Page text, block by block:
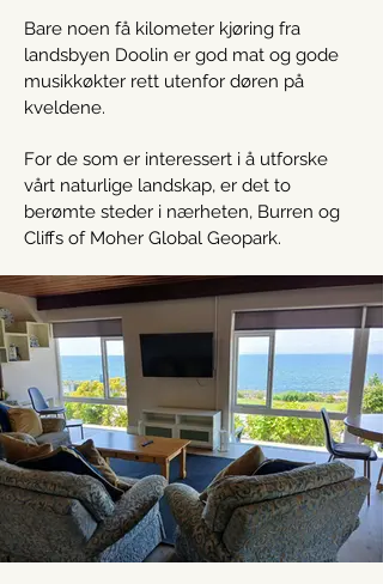
Bare noen få kilometer kjøring fra
landsbyen Doolin er god mat og gode
musikkøkter rett utenfor døren på
kveldene.
For de som er interessert i å utforske
vårt naturlige landskap, er det to
berømte steder i nærheten, Burren og
Cliffs of Moher Global Geopark.